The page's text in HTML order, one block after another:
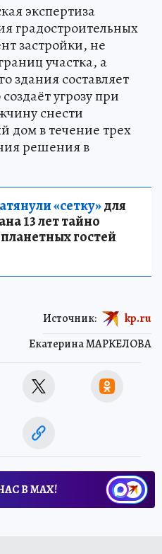
экспертиза
градостроительных
застройки, не
участка, а
здания составляет
угрозу при
снести
дом в течение трех
решения в
«сетку»для
13 лет тайно
гостей
Екатерина МАРКЕЛОВА
Источник: kp.ru
В МАХ!